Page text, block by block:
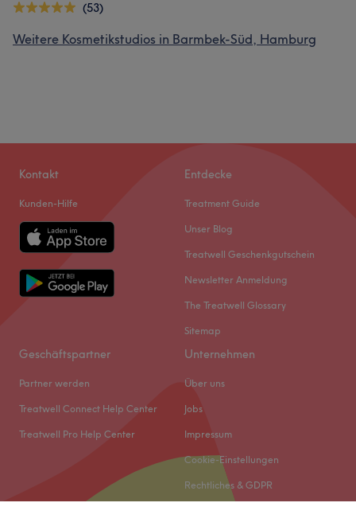
(53)
Weitere Kosmetikstudios in Barmbek-Süd, Hamburg
Kontakt
Kunden-Hilfe
Entdecke
Treatment Guide
Unser Blog
Treatwell Geschenkgutschein
Newsletter Anmeldung
The Treatwell Glossary
Sitemap
Geschäftspartner
Partner werden
Treatwell Connect Help Center
Treatwell Pro Help Center
Unternehmen
Über uns
Jobs
Impressum
Cookie-Einstellungen
Rechtliches & GDPR